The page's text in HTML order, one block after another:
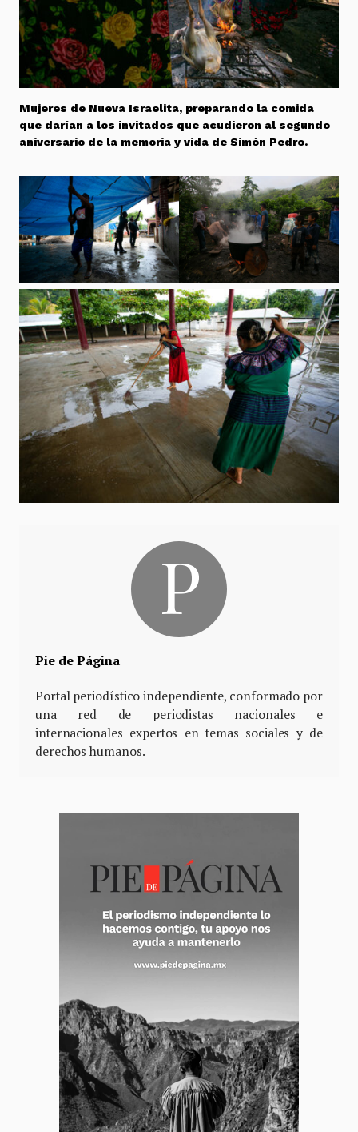
Mujeres de Nueva Israelita, preparando la comida
que darían a los invitados que acudieron al segundo
aniversario de la memoria y vida de Simón Pedro.
Pie de Página
Portal periodístico independiente, conformado por
una red de periodistas nacionales e
internacionales expertos en temas sociales y de
derechos humanos.